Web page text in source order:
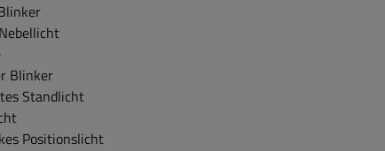
Blinker
Standlicht
Positionslicht